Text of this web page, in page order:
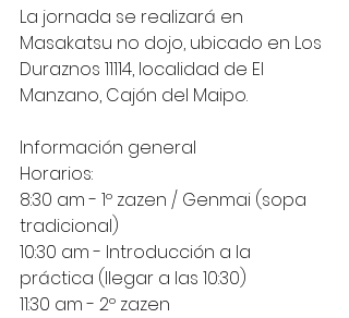
La jornada se realizará en
Masakatsu no dojo, ubicado en Los
Duraznos 11114, localidad de El
Manzano, Cajón del Maipo.
Información general
Horarios:
8:30 am - 1º zazen / Genmai (sopa
tradicional)
10:30 am - Introducción a la
práctica (llegar a las 10:30)
11:30 am - 2º zazen